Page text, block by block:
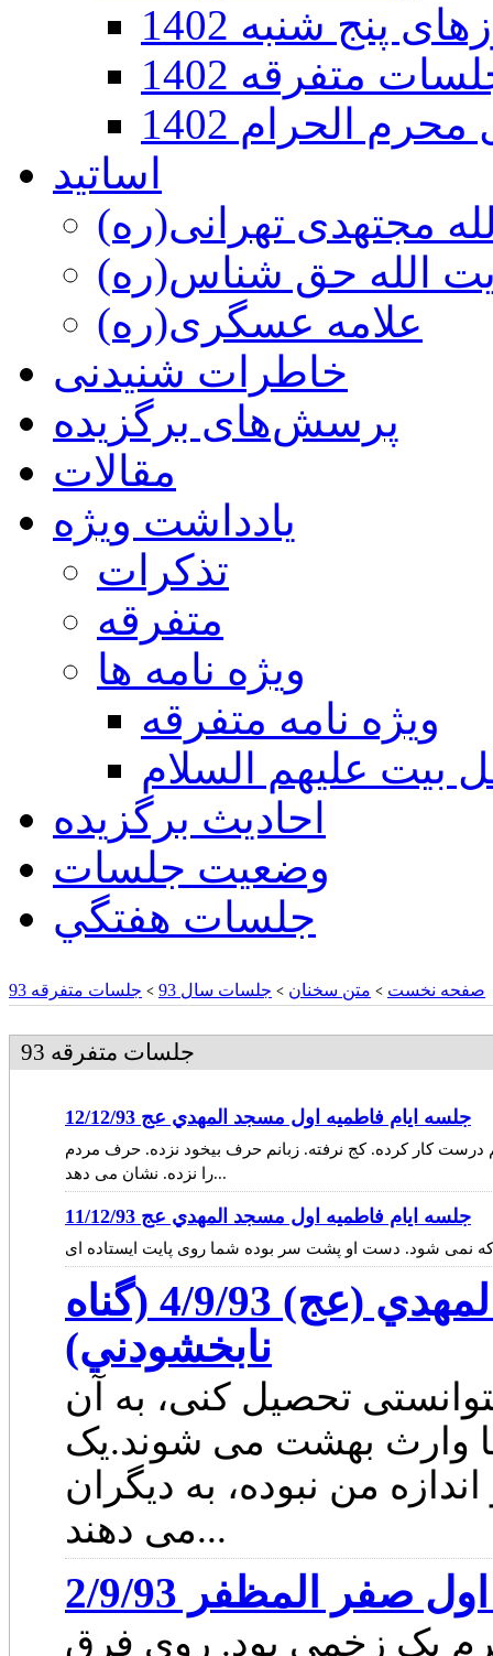
پنج شنبه 1402
متفرقه 1402
الحرام 1402
اساتید
مجتهدی تهرانی(ره)
الله حق شناس(ره)
علامه عسگری(ره)
خاطرات شنیدنی
پرسش‌های برگزیده
مقالات
یادداشت ویژه
تذكرات
متفرقه
ويژه نامه ها
ويژه نامه متفرقه
بيت عليهم السلام
احادیث برگزیده
وضعیت جلسات
جلسات هفتگي
صفحه نخست > متن سخنان > جلسات سال 93 > جلسات متفرقه 93
جلسات متفرقه 93
جلسه ايام فاطميه اول مسجد المهدي عج 12/12/93
درست کار کرده. کج نرفته. زبانم حرف بیخود نزده. حرف مردم
را نزده. نشان می دهد...
جلسه ايام فاطميه اول مسجد المهدي عج 11/12/93
جلسه سخنراني در مسجد المهدي (عج) 4/9/93 (گناه
نابخشودني)
تحصیل کنی، به آن
وارث بهشت می شوند.یک
من نبوده، به دیگران
می دهند...
المظفر 2/9/93
یک زخمی بود. روی فرق